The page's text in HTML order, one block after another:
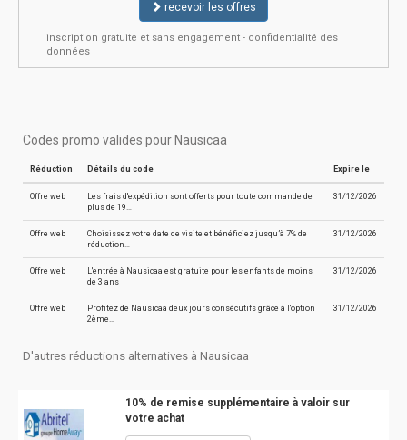
recevoir les offres
inscription gratuite et sans engagement - confidentialité des
données
Codes promo valides pour Nausicaa
Réduction Détails du code Expire le
Offre web
Les frais d'expédition sont offerts pour toute commande de
plus de 19…
31/12/2026
Offre web
Choisissez votre date de visite et bénéficiez jusqu’à 7% de
réduction…
31/12/2026
Offre web
L'entrée à Nausicaa est gratuite pour les enfants de moins
de 3 ans
31/12/2026
Offre web
Profitez de Nausicaa deux jours consécutifs grâce à l'option
2ème…
31/12/2026
D'autres réductions alternatives à Nausicaa
10% de remise supplémentaire à valoir sur
votre achat